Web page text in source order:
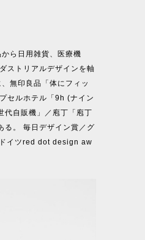
ら日用雑貨、医療機
ストリアルデザインを軸
無印良品「体にフィッ
セルホテル「9h (ナイン
代自販機」／庖丁「庖丁
る。 毎日デザイン賞／グ
ドイツred dot design aw